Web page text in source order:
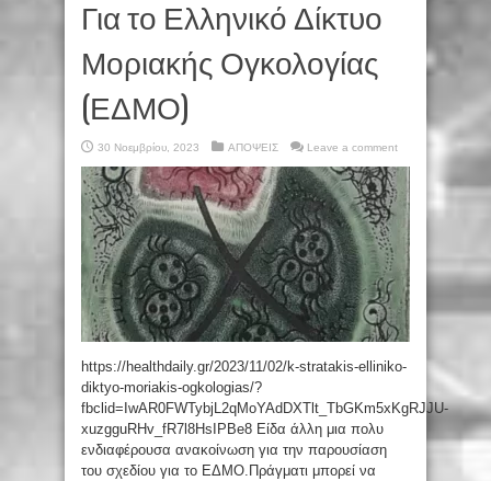
Για το Ελληνικό Δίκτυο
Μοριακής Ογκολογίας
(ΕΔΜΟ)
30 Νοεμβρίου, 2023 ΑΠΟΨΕΙΣ Leave a comment
https://healthdaily.gr/2023/11/02/k-stratakis-elliniko-
diktyo-moriakis-ogkologias/?
fbclid=IwAR0FWTybjL2qMoYAdDXTlt_TbGKm5xKgRJJU-
xuzgguRHv_fR7l8HsIPBe8 Είδα άλλη μια πολυ
ενδιαφέρουσα ανακοίνωση για την παρουσίαση
του σχεδίου για το ΕΔΜΟ.Πράγματι μπορεί να